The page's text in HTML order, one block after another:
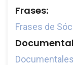
Frases:
Frases de